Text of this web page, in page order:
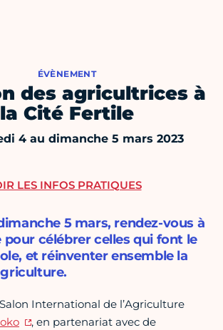
ÉVÈNEMENT
des agricultrices à
la Cité Fertile
4 au dimanche 5 mars 2023
5 mars, rendez-vous à
pour célébrer celles qui font le
et réinventer ensemble la
International de l’Agriculture
, en partenariat avec de
LES INFOS PRATIQUES